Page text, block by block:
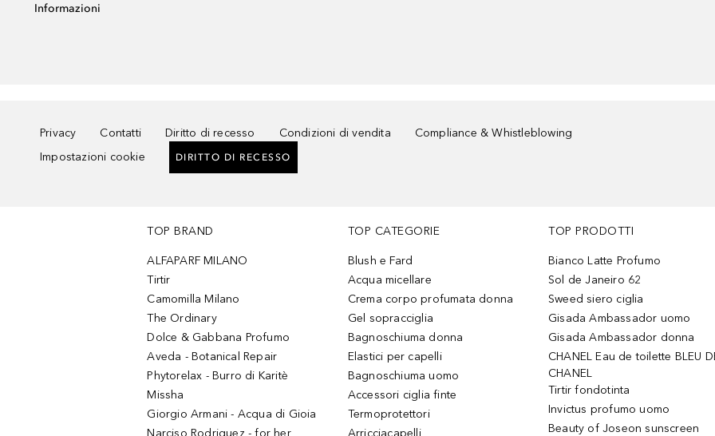
Informazioni
Privacy Contatti Diritto di recesso Condizioni di vendita
Compliance & Whistleblowing
Impostazioni cookie
DIRITTO DI RECESSO
TOP BRAND
ALFAPARF MILANO
Tirtir
Camomilla Milano
The Ordinary
Dolce & Gabbana Profumo
Aveda - Botanical Repair
Phytorelax - Burro di Karitè
Missha
Giorgio Armani - Acqua di Gioia
Narciso Rodriguez - for her
TOP CATEGORIE
Blush e Fard
Acqua micellare
Crema corpo profumata donna
Gel sopracciglia
Bagnoschiuma donna
Elastici per capelli
Bagnoschiuma uomo
Accessori ciglia finte
Termoprotettori
Arricciacapelli
TOP PRODOTTI
Bianco Latte Profumo
Sol de Janeiro 62
Sweed siero ciglia
Gisada Ambassador uomo
Gisada Ambassador donna
CHANEL Eau de toilette BLEU
CHANEL
Tirtir fondotinta
Invictus profumo uomo
Beauty of Joseon sunscreen